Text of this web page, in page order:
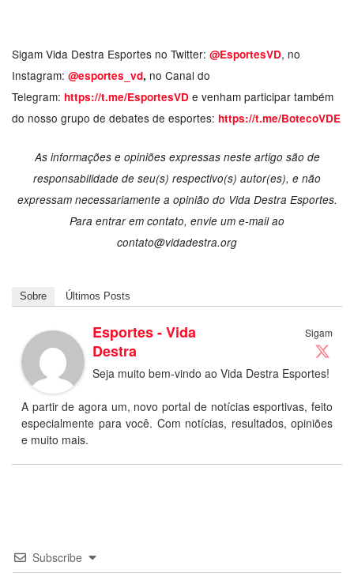
Sigam Vida Destra Esportes no Twitter: @EsportesVD, no
Instagram: @esportes_vd, no Canal do
Telegram: https://t.me/EsportesVD e venham participar também
do nosso grupo de debates de esportes: https://t.me/BotecoVDE
As informações e opiniões expressas neste artigo são de
responsabilidade de seu(s) respectivo(s) autor(es), e não
expressam necessariamente a opinião do Vida Destra Esportes.
Para entrar em contato, envie um e-mail ao
contato@vidadestra.org
Sobre Últimos Posts
Sigam
Esportes - Vida
Destra
Seja muito bem-vindo ao Vida Destra Esportes!
A partir de agora um, novo portal de notícias esportivas, feito
especialmente para você. Com notícias, resultados, opiniões
e muito mais.
Subscribe